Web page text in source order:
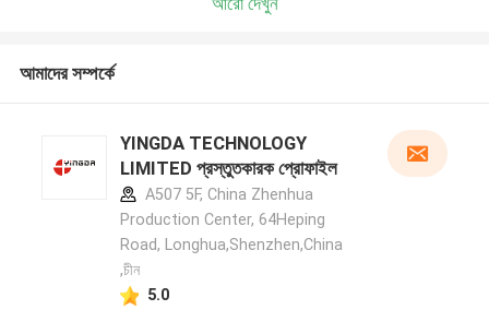
আমাদের সম্পর্কে
YINGDA TECHNOLOGY
LIMITED প্রস্তুতকারক প্রোফাইল
A507 5F, China Zhenhua
Production Center, 64Heping
Road, Longhua,Shenzhen,China
,চীন
5.0